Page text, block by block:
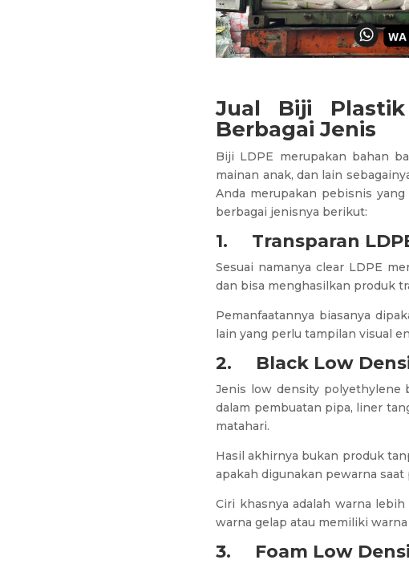
Jual Biji
Berbagai Jenis
Biji LDPE merupakan bahan
mainan anak, dan lain
Anda merupakan pebisnis
berbagai jenisnya berikut:
1. Transparan
Sesuai namanya clear LDPE
dan bisa menghasilkan produk
Pemanfaatannya biasanya
lain yang perlu tampilan visual
2. Black Low
Jenis low density polyethylene
dalam pembuatan pipa, liner
matahari.
Hasil akhirnya bukan produk
apakah digunakan pewarna saat
Ciri khasnya adalah warna
warna gelap atau memiliki
3. Foam Low